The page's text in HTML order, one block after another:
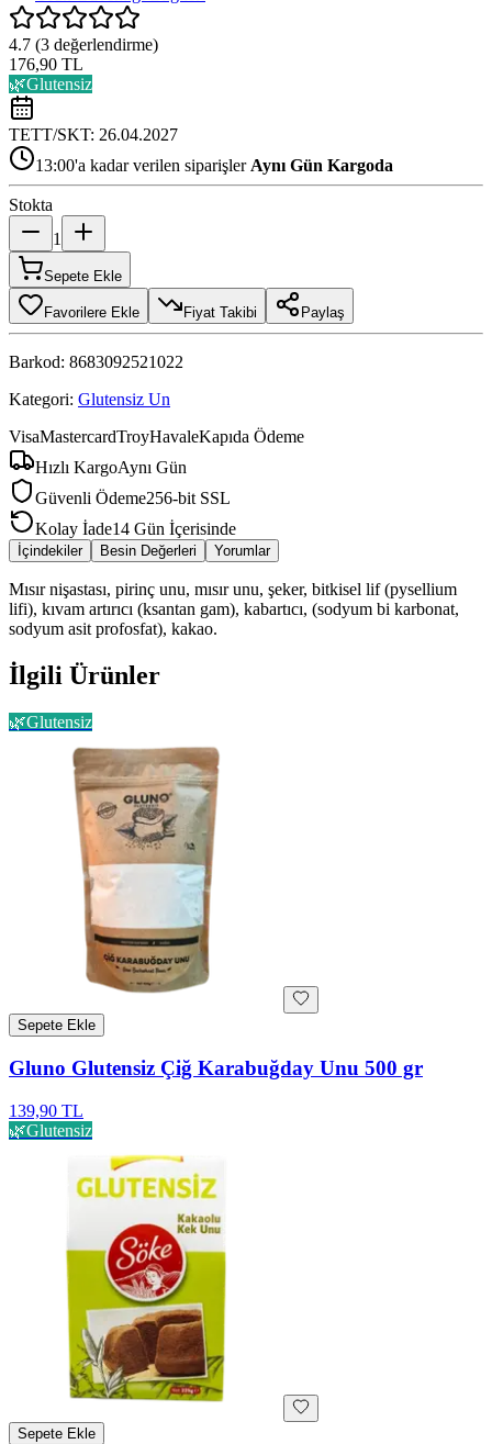
4.7 (3 değerlendirme)
176,90 TL
🌿Glutensiz
TETT/SKT: 26.04.2027
13:00'a kadar verilen siparişler Aynı Gün Kargoda
Stokta
1
Sepete Ekle
Favorilere Ekle Fiyat Takibi Paylaş
Barkod: 8683092521022
Kategori: Glutensiz Un
VisaMastercardTroyHavaleKapıda Ödeme
Hızlı KargoAynı Gün
Güvenli Ödeme256-bit SSL
Kolay İade14 Gün İçerisinde
İçindekiler Besin Değerleri Yorumlar
Mısır nişastası, pirinç unu, mısır unu, şeker, bitkisel lif (pysellium
lifi), kıvam artırıcı (ksantan gam), kabartıcı, (sodyum bi karbonat,
sodyum asit profosfat), kakao.
İlgili Ürünler
🌿Glutensiz
Sepete Ekle
Gluno Glutensiz Çiğ Karabuğday Unu 500 gr
139,90 TL
🌿Glutensiz
Sepete Ekle